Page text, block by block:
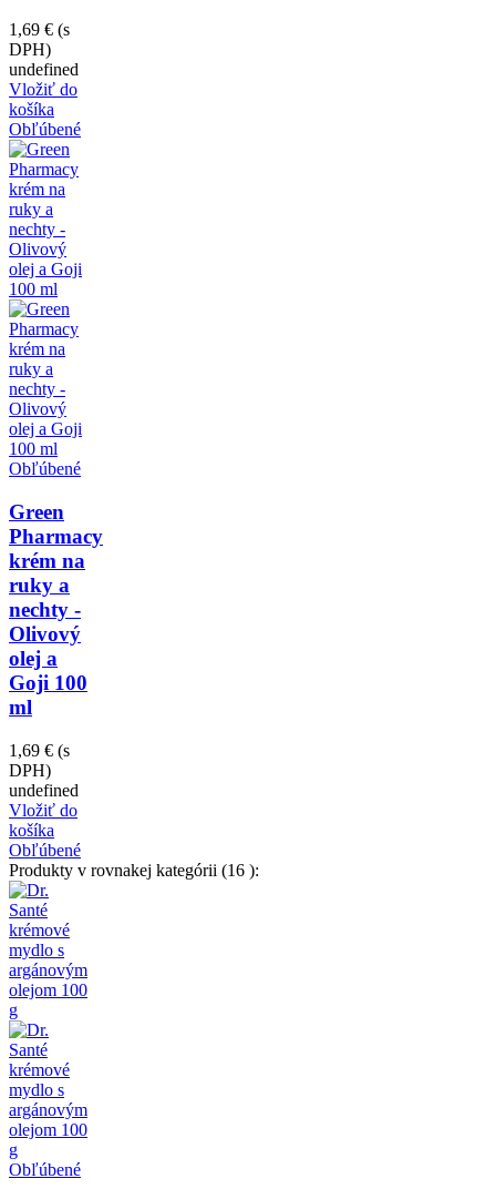
1,69 € (s
DPH)
undefined
Vložiť do
košíka
Obľúbené
Obľúbené
Green
Pharmacy
krém na
ruky a
nechty -
Olivový
olej a
Goji 100
ml
1,69 € (s
DPH)
undefined
Vložiť do
košíka
Obľúbené
Produkty v rovnakej kategórii (16 ):
Obľúbené